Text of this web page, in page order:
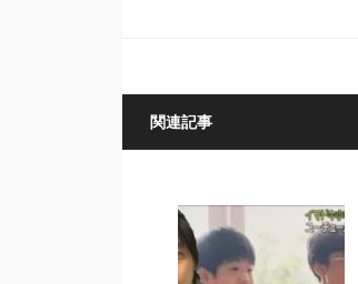
関連記事